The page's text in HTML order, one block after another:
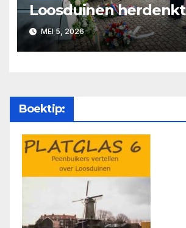
Loosduinen herdenkt
MEI 5, 2026
Boektip: